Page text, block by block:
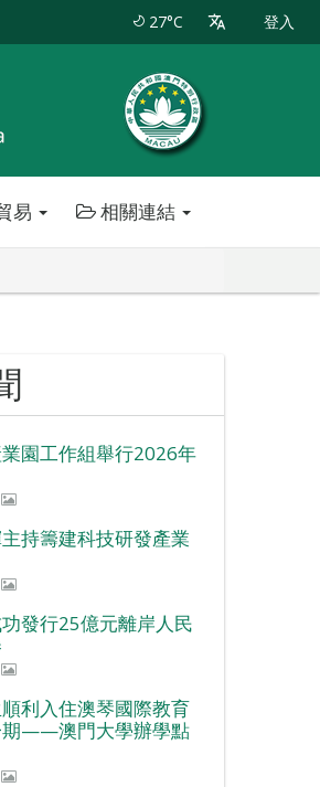
27°C 登入
易 相關連結
園工作組舉行2026年
持籌建科技研發產業
發行25億元離岸人民
利入住澳琴國際教育
期——澳門大學辦學點